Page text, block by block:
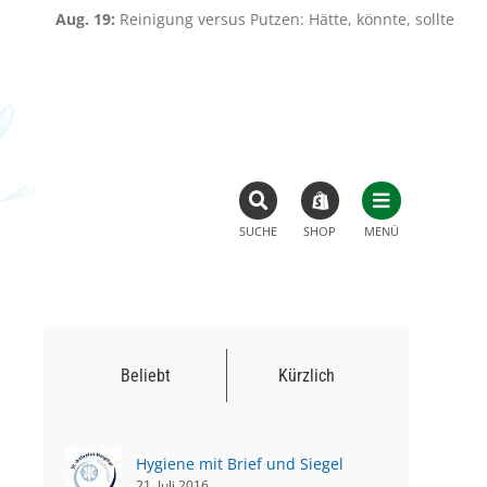
Reinigung versus Putzen: Hätte, könnte, sollte, WÜRDE!
SUCHE SHOP MENÜ
Beliebt Kürzlich
Hygiene mit Brief und Siegel